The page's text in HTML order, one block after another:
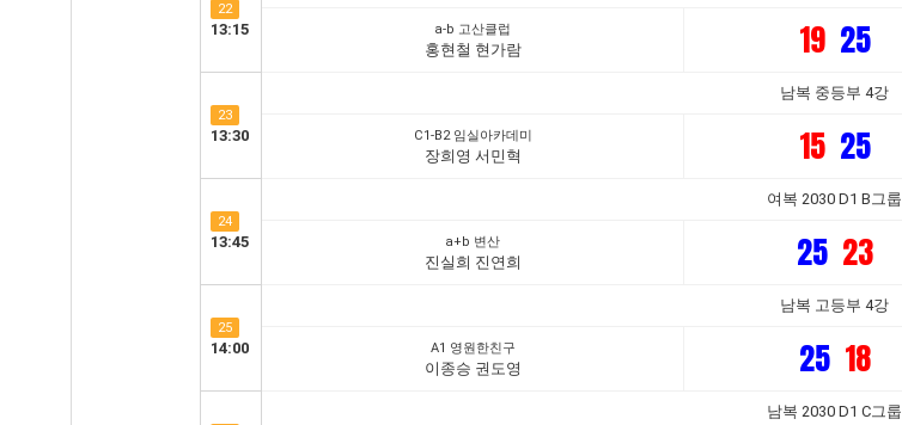
22
13:15 a-b 고산클럽
홍현철 현가람 19 25
23
13:30
남복 중등부 4강
C1-B2 임실아카데미
장희영 서민혁 15 25
24
13:45
여복 2030 D1 B그룹
a+b 변산
진실희 진연희 25 23
25
14:00
남복 고등부 4강
A1 영원한친구
이종승 권도영 25 18
남복 2030 D1 C그룹